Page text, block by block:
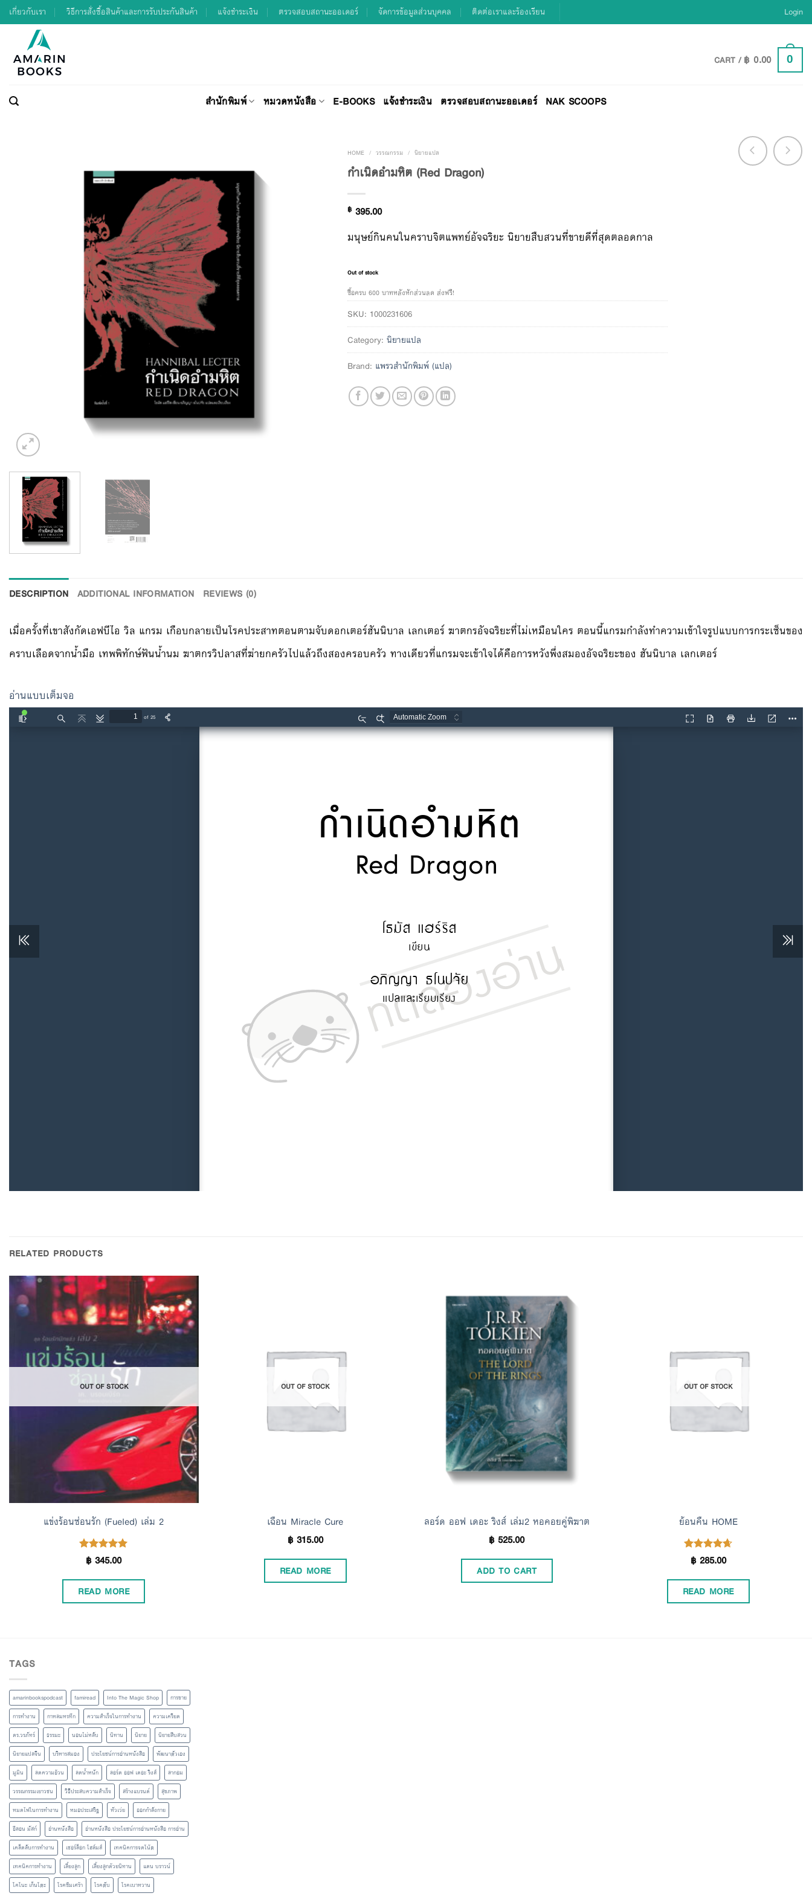
Skip
to
เกี่ยวกับเรา วิธีการสั่งซื้อสินค้าและการรับประกันสินค้า แจ้งชำระเงิน ตรวจสอบสถานะออเดอร์ จัดการข้อมูลส่วนบุคคล ติดต่อเราและร้องเรียน Login
CART /฿ 0.00 0
สำนักพิมพ์ หมวดหนังสือ E-BOOKS แจ้งชำระเงิน ตรวจสอบสถานะออเดอร์ NAK SCOOPS
HOME / วรรณกรรม / นิยายแปล
กำเนิดอำมหิต (Red Dragon)
฿ 395.00
มนุษย์กินคนในคราบจิตแพทย์อัจฉริยะ นิยายสืบสวนที่ขายดีที่สุดตลอดกาล
Out of stock
ซื้อครบ 600 บาทหลังหักส่วนลด ส่งฟรี!
SKU: 1000231606
Category: นิยายแปล
Brand: แพรวสำนักพิมพ์ (แปล)
DESCRIPTION ADDITIONAL INFORMATION REVIEWS (0)
เมื่อครั้งที่เขาสังกัดเอฟบีไอ วิล แกรม เกือบกลายเป็นโรคประสาทตอนตามจับดอกเตอร์ฮันนิบาล เลกเตอร์ ฆาตกรอัจฉริยะที่ไม่เหมือนใคร ตอนนี้แกรมกำลังทำความเข้าใจรูปแบบการกระเซ็นของ
คราบเลือดจากน้ำมือ เทพพิทักษ์ฟันน้ำนม ฆาตกรวิปลาสที่ฆ่ายกครัวไปแล้วถึงสองครอบครัว ทางเดียวที่แกรมจะเข้าใจได้คือการหวังพึ่งสมองอัจฉริยะของ ฮันนิบาล เลกเตอร์
อ่านแบบเต็มจอ
RELATED PRODUCTS
OUT OF STOCK
แข่งร้อนซ่อนรัก (Fueled) เล่ม 2
Rated5.00
฿345.00
READ MORE
OUT OF STOCK
เฉือน Miracle Cure
฿315.00
READ MORE
Wishlist
ลอร์ด ออฟ เดอะ ริงส์ เล่ม2 หอคอยคู่พิฆาต
฿525.00
ADD TO CART
OUT OF STOCK
ย้อนคืน HOME
Rated4.67
฿285.00
READ MORE
TAGS
amarinbookspodcast famiread Into The Magic Shop
การขาย
การทำงาน
กาหลมหรทึก ความสำเร็จในการทำงาน
ความเครียด
ดร.วรภัทร์
ธรรมะ นอนไม่หลับ นิทาน นิยาย
นิยายสืบสวน
นิยายแปลจีน
บริหารสมอง ประโยชน์การอ่านหนังสือ
พัฒนาตัวเอง
มูมิน
ลดความอ้วน ลดน้ำหนัก ลอร์ด ออฟ เดอะ ริงส์
ลากอม
วรรณกรรมเยาวชน
วิธีประสบความสำเร็จ สร้างแบรนด์
สุขภาพ
หมดไฟในการทำงาน
หมอประเสริฐ หัวเว่ย
ออกกำลังกาย
อีลอน มัสก์
อ่านหนังสือ
อ่านหนังสือ ประโยชน์การอ่านหนังสือ การอ่าน
เคล็ดลับการทำงาน
เชอร์ล็อก โฮล์มส์
เทคนิคการจดโน้ต
เทคนิคการทำงาน
เลี้ยงลูก เลี้ยงลูกด้วยนิทาน
แดน บราวน์
โคโนะ เก็นโตะ
โรคซึมเศร้า โรคตับ โรคเบาหวาน